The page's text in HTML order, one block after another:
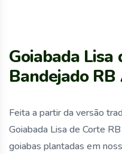
Goiabada Lisa
Bandejado
Feita a partir da versão
Goiabada Lisa de Corte
goiabas plantadas em